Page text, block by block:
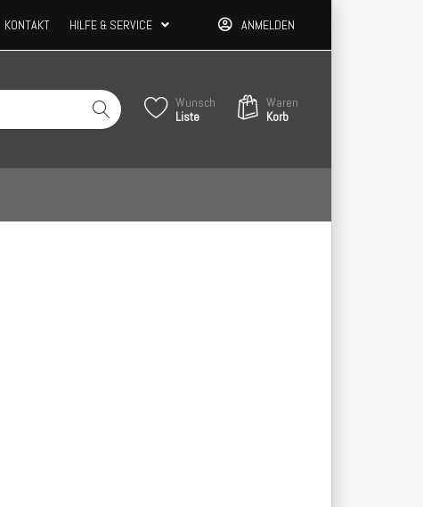
KONTAKT HILFE & SERVICE ANMELDEN
Wunsch
Liste
Waren
Korb